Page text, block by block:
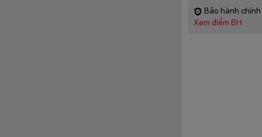
Bảo hành
Xem điểm BH